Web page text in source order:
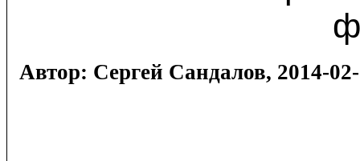
Автор: Сергей Сандалов, 2014-